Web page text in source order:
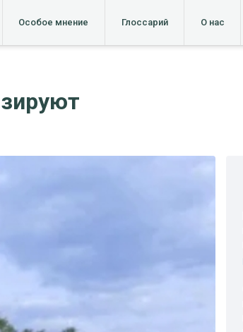
Особое мнение Глоссарий О нас